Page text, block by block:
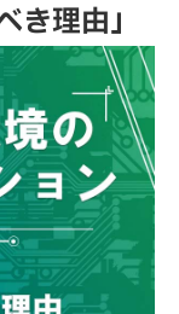
き理由」